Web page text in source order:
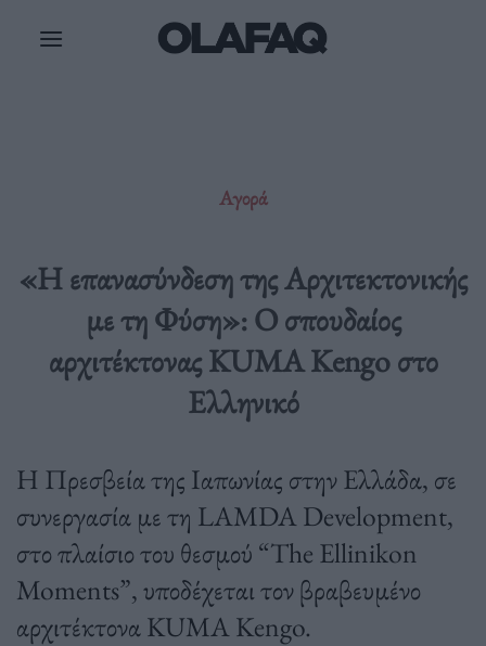
Αγορά
«Η επανασύνδεση της Αρχιτεκτονικής
με τη Φύση»: Ο σπουδαίος
αρχιτέκτονας KUMA Kengo στο
Ελληνικό
Η Πρεσβεία της Ιαπωνίας στην Ελλάδα, σε
συνεργασία με τη LAMDA Development,
στο πλαίσιο του θεσμού “The Ellinikon
Moments”, υποδέχεται τον βραβευμένο
αρχιτέκτονα KUMA Kengo.